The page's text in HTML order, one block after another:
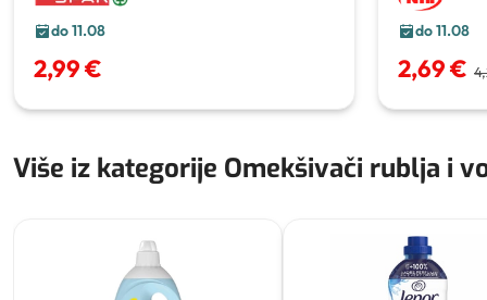
do 11.08
2,99 €
do 11.08
2,69 €
Više iz kategorije Omekšivači rublja i